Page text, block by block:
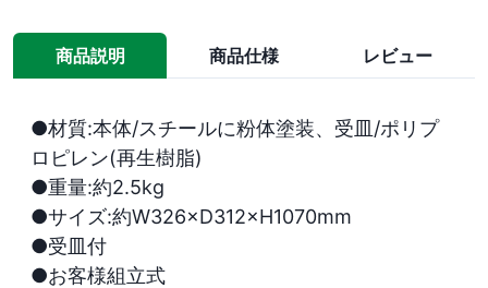
商品説明 商品仕様 レビュー
●材質:本体/スチールに粉体塗装、受皿/ポリプ
ロピレン(再生樹脂)
●重量:約2.5kg
●サイズ:約W326×D312×H1070mm
●受皿付
●お客様組立式